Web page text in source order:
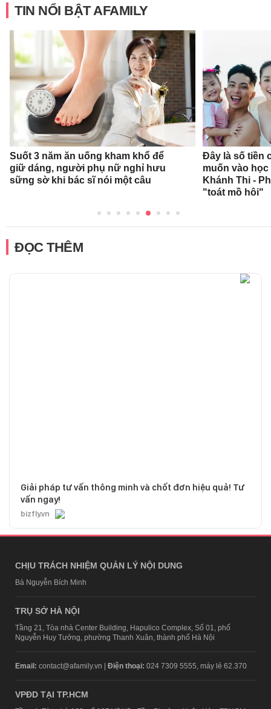
TIN NỔI BẬT AFAMILY
Suốt 3 năm ăn uống kham khổ để
giữ dáng, người phụ nữ nghỉ hưu
sững sờ khi bác sĩ nói một câu
Đây là số tiền
muốn vào
Khánh Thi -
"toát mồ hôi"
ĐỌC THÊM
Giải pháp tư vấn thông minh và chốt đơn hiệu quả! Tư
vấn ngay!
bizfly.vn
CHỊU TRÁCH NHIỆM QUẢN LÝ NỘI DUNG
Bà Nguyễn Bích Minh
TRỤ SỞ HÀ NỘI
Tầng 21, Tòa nhà Center Building, Hapulico Complex, Số 01, phố
Nguyễn Huy Tưởng, phường Thanh Xuân, thành phố Hà Nội
Email: contact@afamily.vn | Điện thoại: 024 7309 5555, máy lẻ 62.370
VPĐD TẠI TP.HCM